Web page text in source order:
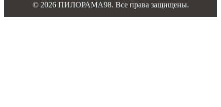
© 2026 ПИЛОРАМА98. Все права защищены.